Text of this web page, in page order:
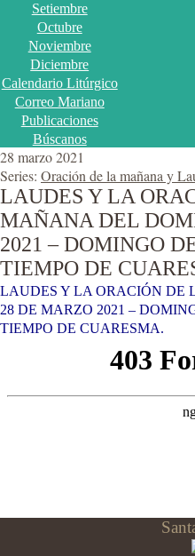
Setiembre
Octubre
Noviembre
Diciembre
Calendario Litúrgico
Correo Mariano
Publicaciones
Búscanos
28 marzo 2021
Series: Oración de la mañana y
LAUDES Y LA
MAÑANA DEL
2021 – DOMINGO
TIEMPO DE
LAUDES Y LA ORACIÓN DE
28 DE MARZO 2021 –
TIEMPO DE CUARESMA.